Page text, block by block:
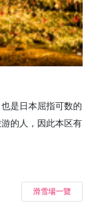
是日本屈指可数的
的人，因此本区有
滑雪場一覽